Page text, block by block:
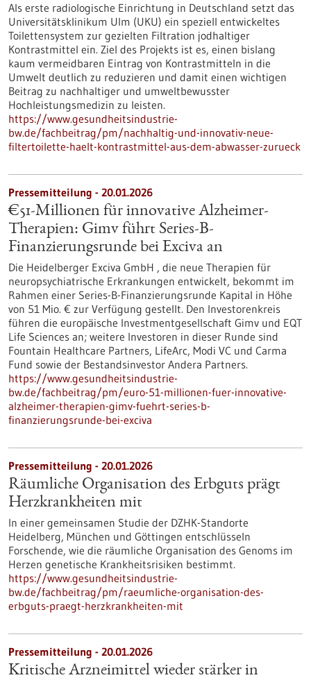
Als erste radiologische Einrichtung in Deutschland setzt das
Universitätsklinikum Ulm (UKU) ein speziell entwickeltes
Toilettensystem zur gezielten Filtration jodhaltiger
Kontrastmittel ein. Ziel des Projekts ist es, einen bislang
kaum vermeidbaren Eintrag von Kontrastmitteln in die
Umwelt deutlich zu reduzieren und damit einen wichtigen
Beitrag zu nachhaltiger und umweltbewusster
Hochleistungsmedizin zu leisten.
https://www.gesundheitsindustrie-
bw.de/fachbeitrag/pm/nachhaltig-und-innovativ-neue-
filtertoilette-haelt-kontrastmittel-aus-dem-abwasser-zurueck
Pressemitteilung - 20.01.2026
€51-Millionen für innovative Alzheimer-
Therapien: Gimv führt Series-B-
Finanzierungsrunde bei Exciva an
Die Heidelberger Exciva GmbH , die neue Therapien für
neuropsychiatrische Erkrankungen entwickelt, bekommt im
Rahmen einer Series-B-Finanzierungsrunde Kapital in Höhe
von 51 Mio. € zur Verfügung gestellt. Den Investorenkreis
führen die europäische Investmentgesellschaft Gimv und EQT
Life Sciences an; weitere Investoren in dieser Runde sind
Fountain Healthcare Partners, LifeArc, Modi VC und Carma
Fund sowie der Bestandsinvestor Andera Partners.
https://www.gesundheitsindustrie-
bw.de/fachbeitrag/pm/euro-51-millionen-fuer-innovative-
alzheimer-therapien-gimv-fuehrt-series-b-
finanzierungsrunde-bei-exciva
Pressemitteilung - 20.01.2026
Räumliche Organisation des Erbguts prägt
Herzkrankheiten mit
In einer gemeinsamen Studie der DZHK-Standorte
Heidelberg, München und Göttingen entschlüsseln
Forschende, wie die räumliche Organisation des Genoms im
Herzen genetische Krankheitsrisiken bestimmt.
https://www.gesundheitsindustrie-
bw.de/fachbeitrag/pm/raeumliche-organisation-des-
erbguts-praegt-herzkrankheiten-mit
Pressemitteilung - 20.01.2026
Kritische Arzneimittel wieder stärker in